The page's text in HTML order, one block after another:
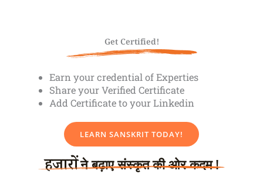
Get Certified!
Earn your credential of Experties
Share your Verified Certificate
Add Certificate to your Linkedin
LEARN SANSKRIT TODAY!
हजारोंने बढ़ाए संस्कृत की ओर कदम !